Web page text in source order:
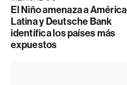
El Niño amenaza a América
Latina y Deutsche Bank
identifica los países más
expuestos